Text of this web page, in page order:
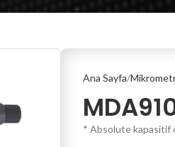
Ana Sayfa
* Absolute kapasitif